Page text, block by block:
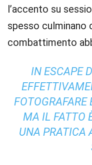
l’accento su
spesso culminano
combattimento
IN ESCAPE
FOTOGRAFARE
MA IL FATTO
UNA PRATICA